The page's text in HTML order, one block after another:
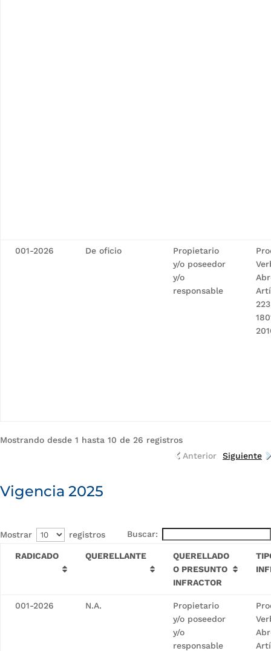
001-2026 De oficio
Propietario
y/o poseedor
y/o
responsable
Mostrando desde 1 hasta 10 de 26 registros
Anterior
Siguiente
Vigencia 2025
Mostrar registros Buscar:
RADICADO QUERELLANTE
QUERELLADO
O PRESUNTO
INFRACTOR
001-2026 N.A.
Propietario
y/o poseedor
y/o
responsable